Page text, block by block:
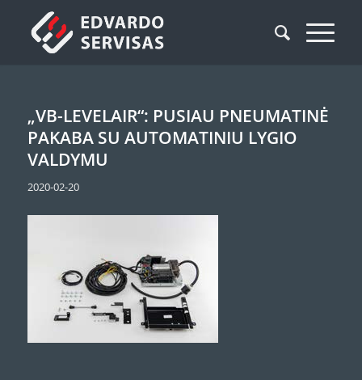
„VB-LEVELAIR“: PUSIAU PNEUMATINĖ
PAKABA SU AUTOMATINIU LYGIO
VALDYMU
2020-02-20